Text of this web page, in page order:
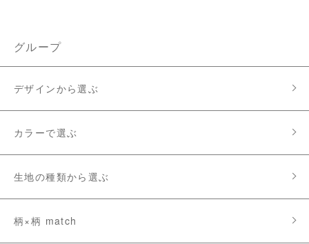
グループ
デザインから選ぶ
カラーで選ぶ
生地の種類から選ぶ
柄×柄 match